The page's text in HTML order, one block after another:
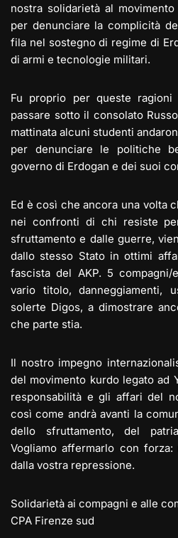
nostra solidarietà al
per denunciare la complicità
fila nel sostegno di regime di
di armi e tecnologie militari.
Fu proprio per queste
passare sotto il consolato
mattinata alcuni studenti
per denunciare le politiche
governo di Erdogan e dei suoi
Ed è così che ancora una volta
nei confronti di chi resiste
sfruttamento e dalle guerre,
dallo stesso Stato in ottimi
fascista del AKP. 5
vario titolo, danneggiamenti,
solerte Digos, a dimostrare
che parte stia.
Il nostro impegno
del movimento kurdo legato ad
responsabilità e gli affari del
così come andrà avanti la
dello sfruttamento, del
Vogliamo affermarlo con
dalla vostra repressione.
Solidarietà ai compagni e alle
CPA Firenze sud